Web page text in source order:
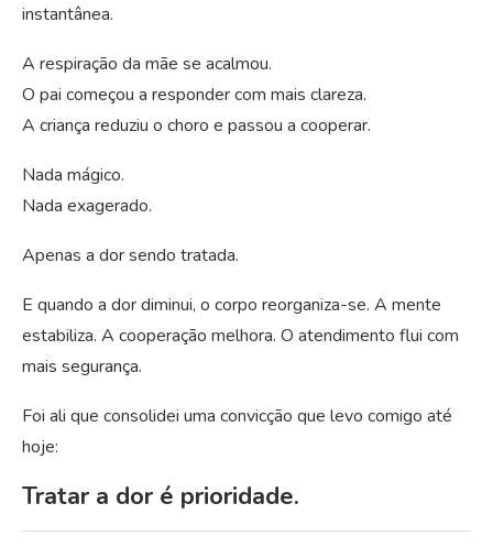
instantânea.
A respiração da mãe se acalmou.
O pai começou a responder com mais clareza.
A criança reduziu o choro e passou a cooperar.
Nada mágico.
Nada exagerado.
Apenas a dor sendo tratada.
E quando a dor diminui, o corpo reorganiza-se. A mente
estabiliza. A cooperação melhora. O atendimento flui com
mais segurança.
Foi ali que consolidei uma convicção que levo comigo até
hoje:
Tratar a dor é prioridade.